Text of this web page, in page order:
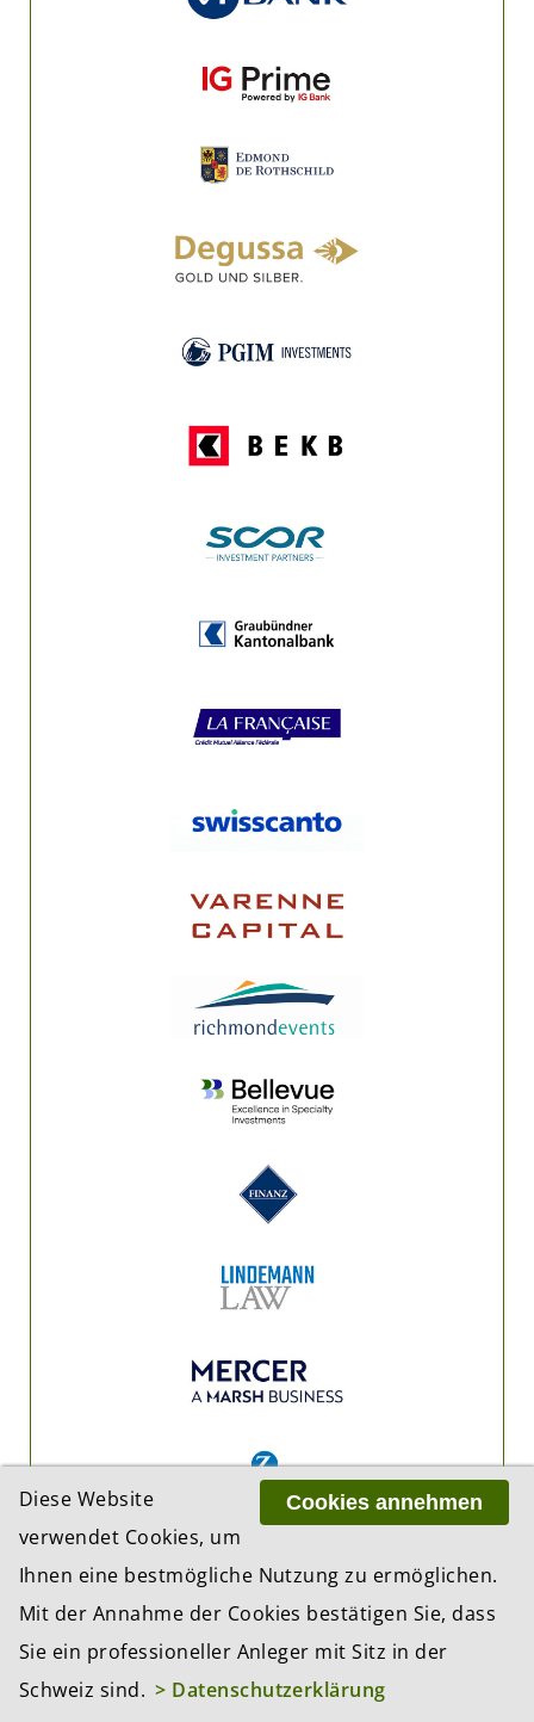
Cookies annehmen
Diese Website
verwendet Cookies, um
Ihnen eine bestmögliche Nutzung zu ermöglichen.
Mit der Annahme der Cookies bestätigen Sie, dass
Sie ein professioneller Anleger mit Sitz in der
Schweiz sind. > Datenschutzerklärung